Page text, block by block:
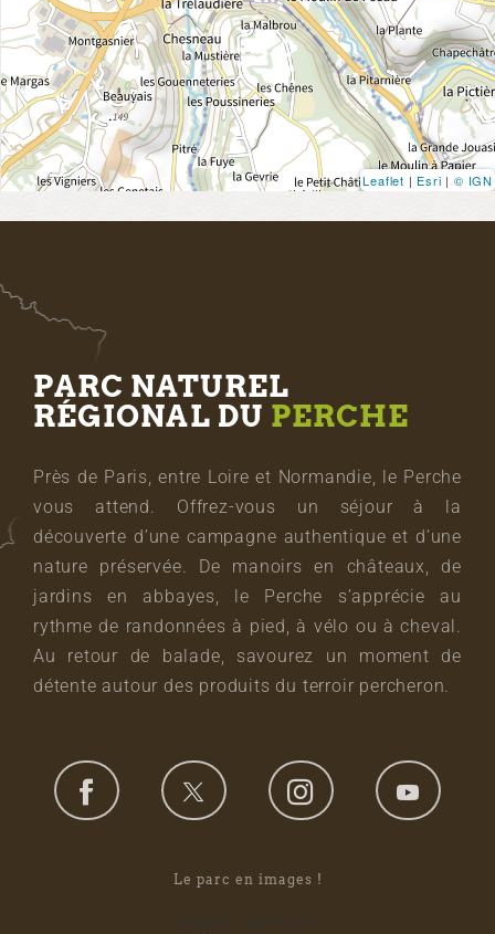
Leaflet | Esri | © IGN
PARC NATUREL
RÉGIONAL DU PERCHE
Près de Paris, entre Loire et Normandie, le Perche
vous attend. Offrez-vous un séjour à la
découverte d’une campagne authentique et d’une
nature préservée. De manoirs en châteaux, de
jardins en abbayes, le Perche s’apprécie au
rythme de randonnées à pied, à vélo ou à cheval.
Au retour de balade, savourez un moment de
détente autour des produits du terroir percheron.
Le parc en images !